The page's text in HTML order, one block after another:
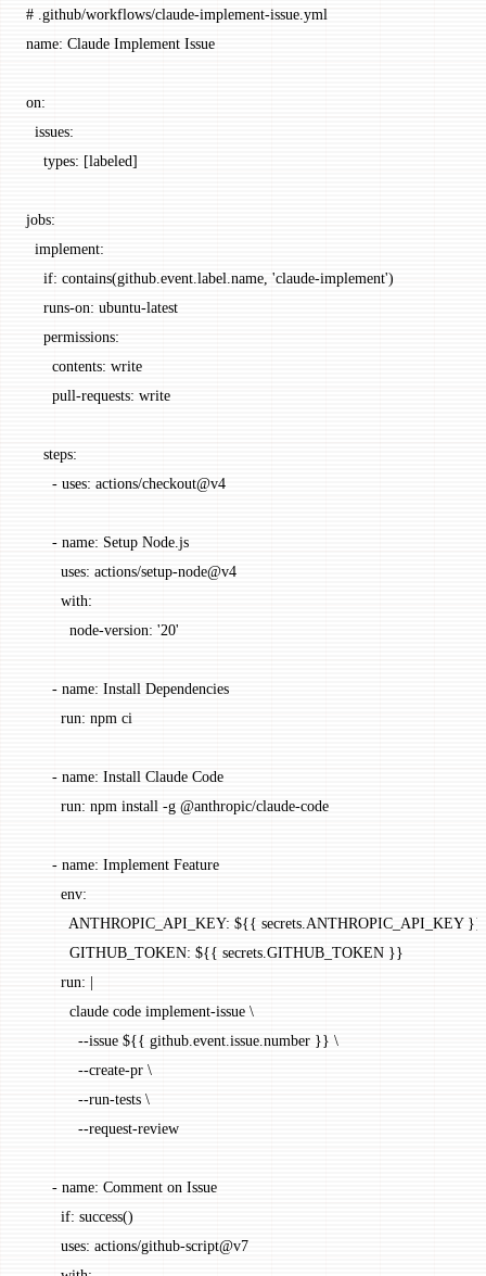
# .github/workflows/claude-implement-issue.yml
name: Claude Implement Issue
on:
  issues
:
    types
: [labeled]
jobs:
  implement
:
    if
: contains(github.event.label.name, 'claude-implement')
    runs-on
: ubuntu-latest
    permissions
:
      contents
: write
      pull-requests
: write
    steps
:
      -
uses: actions/checkout@v4
      -
name: Setup Node.js
        uses
: actions/setup-node@v4
        with
:
          node-version
: '20'
      -
name: Install Dependencies
        run
: npm ci
      -
name: Install Claude Code
        run
: npm install -g @anthropic/claude-code
      -
name: Implement Feature
        env
:
          ANTHROPIC_API_KEY
: ${{ secrets.ANTHROPIC_API_KEY }}
          GITHUB_TOKEN
: ${{ secrets.GITHUB_TOKEN }}
        run
: |
          claude code implement-issue \
            --issue ${{ github.event.issue.number }} \
            --create-pr \
            --run-tests \
            --request-review
      -
name: Comment on Issue
        if
: success()
        uses
: actions/github-script@v7